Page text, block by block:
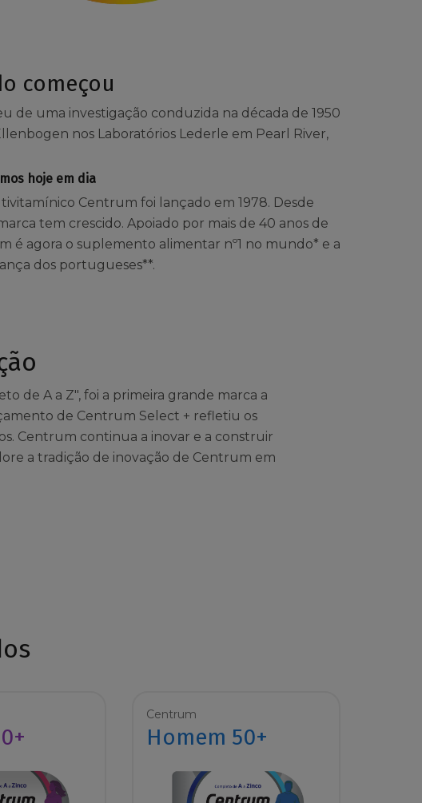
começou
de uma investigação conduzida na década de 1950
nos Laboratórios Lederle em Pearl River,
hoje em dia
Centrum foi lançado em 1978. Desde
tem crescido. Apoiado por mais de 40 anos de
é agora o suplemento alimentar nº1 no mundo* e a
dos portugueses**.
de A a Z", foi a primeira grande marca a
de Centrum Select + refletiu os
Centrum continua a inovar e a construir
a tradição de inovação de Centrum em
Centrum
Homem 50+